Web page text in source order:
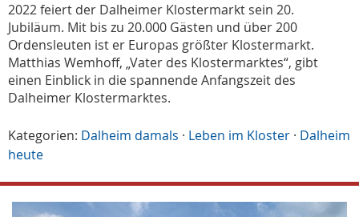
2022 feiert der Dalheimer Klostermarkt sein 20.
Jubiläum. Mit bis zu 20.000 Gästen und über 200
Ordensleuten ist er Europas größter Klostermarkt.
Matthias Wemhoff, „Vater des Klostermarktes“, gibt
einen Einblick in die spannende Anfangszeit des
Dalheimer Klostermarktes.
Kategorien: Dalheim damals · Leben im Kloster · Dalheim
heute